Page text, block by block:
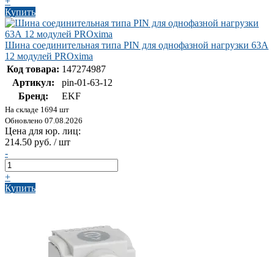
Купить
Шина соединительная типа PIN для однофазной нагрузки 63А
12 модулей PROxima
Код товара: 147274987
Артикул:
pin-01-63-12
Бренд:
EKF
На складе 1694 шт
Обновлено 07.08.2026
Цена для юр. лиц:
214.50 руб. / шт
-
+
Купить